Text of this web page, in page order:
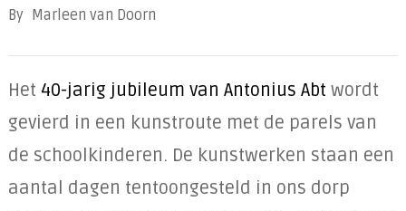
By Marleen van Doorn
Het 40-jarig jubileum van Antonius Abt wordt
gevierd in een kunstroute met de parels van
de schoolkinderen. De kunstwerken staan een
aantal dagen tentoongesteld in ons dorp